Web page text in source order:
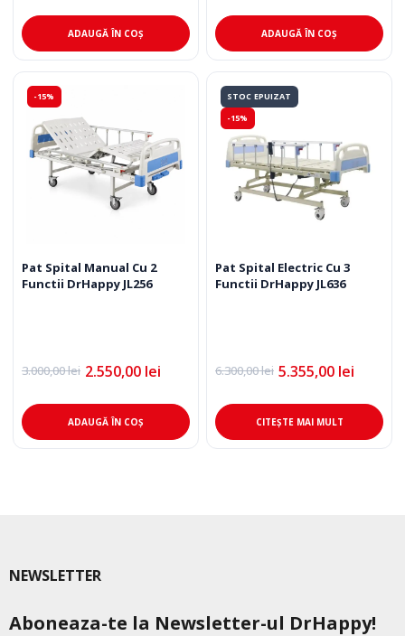
a
fost:
2.600,00 lei.
este:
2.210,00 lei.ADAUGĂ ÎN COȘ
a
fost:
6.300,00 lei.
este:
5.355,00 lei.ADAUGĂ ÎN COȘ
-15%
Pat Spital Manual Cu 2
Functii DrHappy JL256
3.000,00lei
Prețul
a
fost:
3.000,00 lei.
2.550,00 lei
Prețul
este:
2.550,00 lei.ADAUGĂ ÎN COȘ
STOC EPUIZAT
-15%
Pat Spital Electric Cu 3
Functii DrHappy JL636
6.300,00lei
Prețul
a
fost:
6.300,00 lei.
5.355,00 lei
Prețul
este:
5.355,00 lei.CITEȘTE MAI MULT
NEWSLETTER
Aboneaza-te la Newsletter-ul DrHappy!